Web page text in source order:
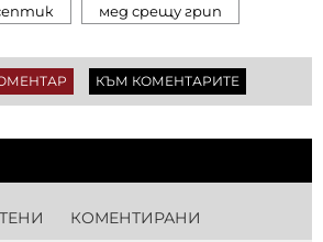
мед срещу грип
КЪМ КОМЕНТАРИТЕ
КОМЕНТИРАНИ